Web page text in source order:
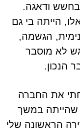
בחשש ודאגה.
הייתה בי גם
הגשמה,
לא מוסבר
הנכון.
את החברה
שהייתה במשך
הראשונה שלי